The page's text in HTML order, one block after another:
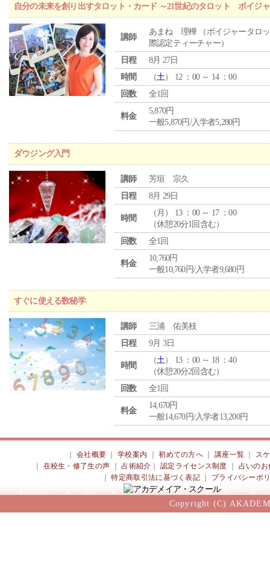
自分の未来を創り出すタロット・カード ～21世紀のタロット ボイジ
講師
あまね 理樺 （ボイジャータロ
際認定ティーチャー）
日程
8月 27日
時間
（土） 12 ：00 ～ 14 ：00
回数
全1回
料金
5,870円
一般5,870円/入学者5,280円
ダウジング入門
講師
芳垣 宗久
日程
8月 29日
時間
（ 月 ） 13 ：00 ～ 17 ：00
（休憩20分1回含む）
回数
全1回
料金
10,760円
一般10,760円/入学者9,680円
すぐに使える数秘学
講師
三浦 佑美枝
日程
9月 3日
時間
（土） 13 ：00 ～ 18 ：40
（休憩20分2回含む）
回数
全1回
料金
14,670円
一般14,670円/入学者13,200円
会社概要 ｜学校案内 ｜初めての方へ 講座一覧
ス
在校生・修了生の声 ｜占術紹介 ｜認定ライセンス制度
占いのお
｜特定商取引法に基づく表記 プライバシーポ
Copyright (C)